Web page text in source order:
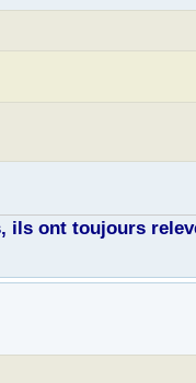
ils ont toujours